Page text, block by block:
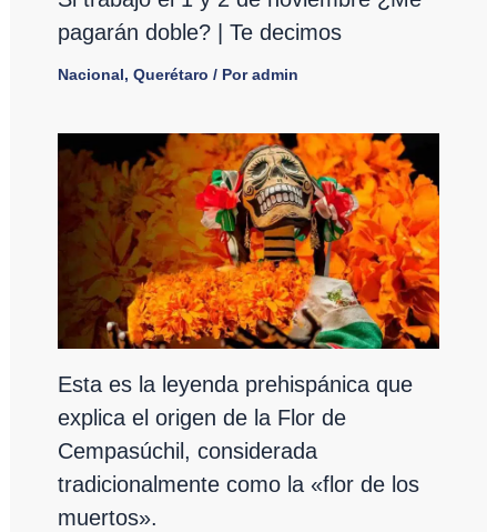
pagarán doble? | Te decimos
Nacional, Querétaro / Poradmin
Esta es la leyenda prehispánica que
explica el origen de la Flor de
Cempasúchil, considerada
tradicionalmente como la «flor de los
muertos».